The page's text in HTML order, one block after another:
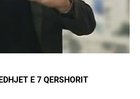
E 7 QERSHORIT